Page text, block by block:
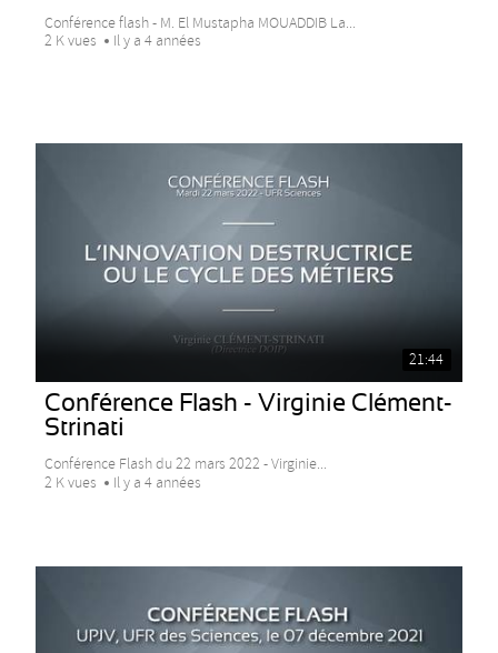
Conférence flash - M. El Mustapha MOUADDIB La...
2 K vues
Il y a 4 années
21:44
Conférence Flash - Virginie Clément-
Strinati
Conférence Flash du 22 mars 2022 - Virginie...
2 K vues
Il y a 4 années